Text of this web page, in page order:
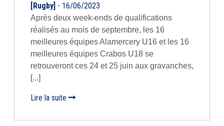
[Rugby] - 16/06/2023
Après deux week-ends de qualifications
réalisés au mois de septembre, les 16
meilleures équipes Alamercery U16 et les 16
meilleures équipes Crabos U18 se
retrouveront ces 24 et 25 juin aux gravanches,
[...]
Lire la suite